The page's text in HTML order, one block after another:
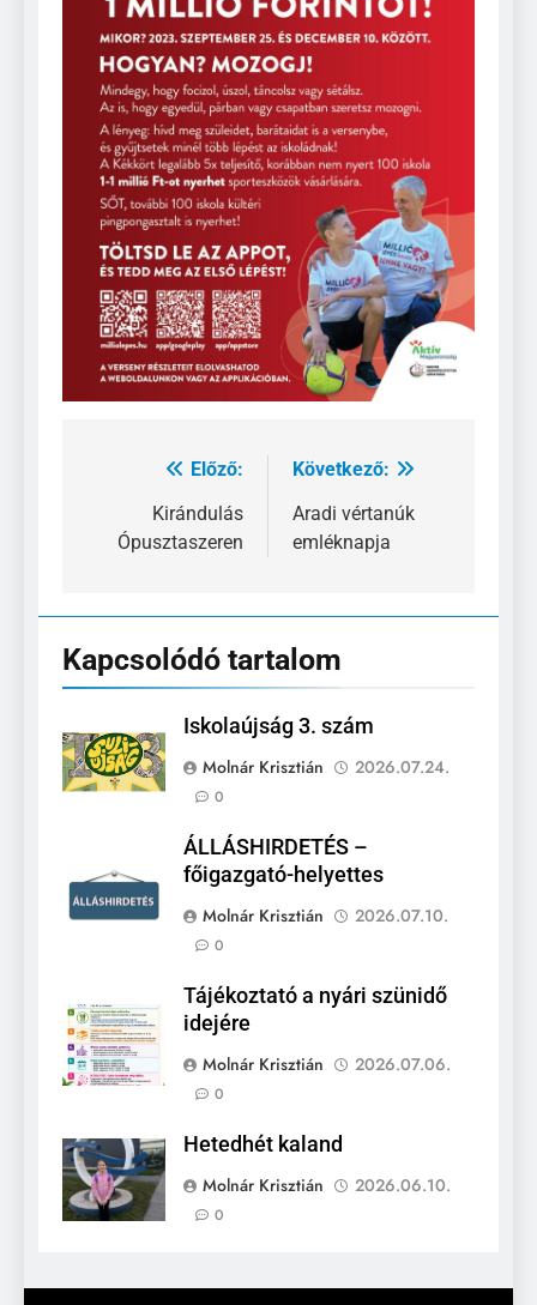
Bejegyzés
navigáció
Előző:
Kirándulás
Ópusztaszeren
Következő:
Aradi vértanúk
emléknapja
Kapcsolódó tartalom
Iskolaújság 3. szám
Molnár Krisztián
2026.07.24.
0
ÁLLÁSHIRDETÉS –
főigazgató-helyettes
Molnár Krisztián
2026.07.10.
0
Tájékoztató a nyári szünidő
idejére
Molnár Krisztián
2026.07.06.
0
Hetedhét kaland
Molnár Krisztián
2026.06.10.
0